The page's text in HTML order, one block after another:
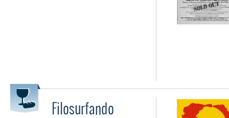
Filosurfando